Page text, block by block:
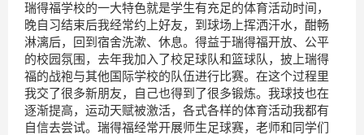
瑞得福学校的一大特色就是学生有充足的体育活动时间，
晚自习结束后我经常约上好友，到球场上挥洒汗水，酣畅
淋漓后，回到宿舍洗漱、休息。得益于瑞得福开放、公平
的校园氛围，去年我加入了校足球队和篮球队，披上瑞得
福的战袍与其他国际学校的队伍进行比赛。在这个过程里
我交了很多新朋友，自己也得到了很多锻炼。我球技也在
逐渐提高，运动天赋被激活，各式各样的体育活动我都有
自信去尝试。瑞得福经常开展师生足球赛，老师和同学们